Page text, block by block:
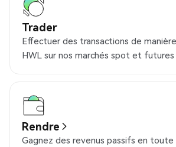
Trader
Effectuer des transactions de
HWL sur nos marchés spot et futures
Rendre
Gagnez des revenus passifs en toute